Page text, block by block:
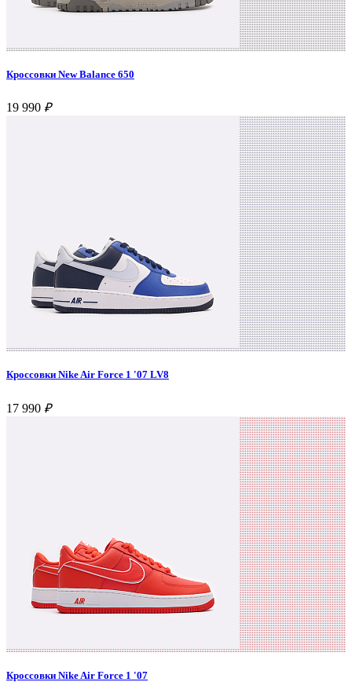
Кроссовки New Balance 650
19 990 ₽
Кроссовки Nike Air Force 1 '07 LV8
17 990 ₽
Кроссовки Nike Air Force 1 '07